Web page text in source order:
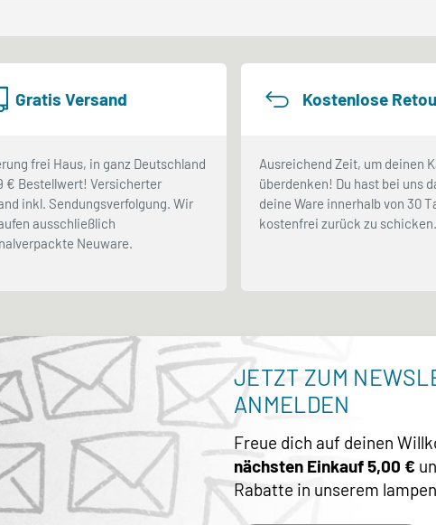
Gratis Versand
frei Haus, in ganz Deutschland
€ Bestellwert! Versicherter
inkl. Sendungsverfolgung. Wir
ausschließlich
Neuware.
Kostenlose
Ausreichend Zeit, um deinen
überdenken! Du hast bei uns
deine Ware innerhalb von 30
kostenfrei zurück zu schicken.
JETZT ZUM
ANMELDEN
Freue dich auf deinen
nächsten Einkauf 5,00 €
Rabatte in unserem